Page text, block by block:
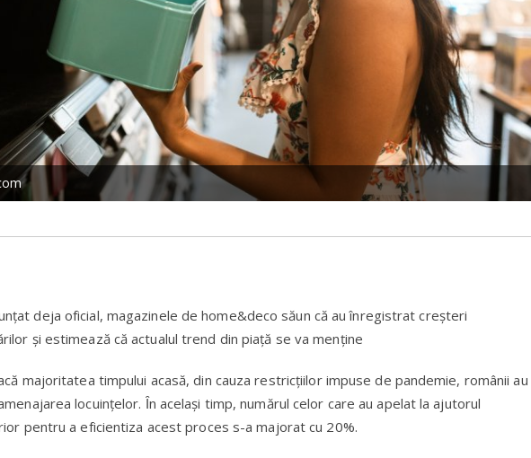
deja oficial, magazinele de home&deco săun că au înregistrat creşteri
şi estimează că actualul trend din piaţă se va menţine
majoritatea timpului acasă, din cauza restricţiilor impuse de pandemie, românii au
locuinţelor. Ȋn acelaşi timp, numărul celor care au apelat la ajutorul
pentru a eficientiza acest proces s-a majorat cu 20%.